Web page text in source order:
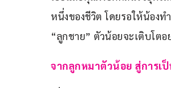
หนึ่งของชีวิต โดยรอให้น้อง
“ลูกชาย” ตัวน้อยจะเติบโต
จากลูกหมาตัวน้อย สู่การเ